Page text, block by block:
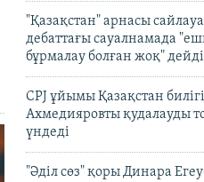
"Қазақстан" арнасы
дебаттағы сауалнамада
бұрмалау болған жоқ" дейді
CPJ ұйымы Қазақстан
Ахмедияровты қудалауды
үндеді
"Әділ сөз" қоры Динара